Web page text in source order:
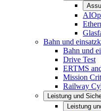
Bahn und
Bahn und
Drive Test
ERTMS
Mission
Railway
Leistung und
Leistung